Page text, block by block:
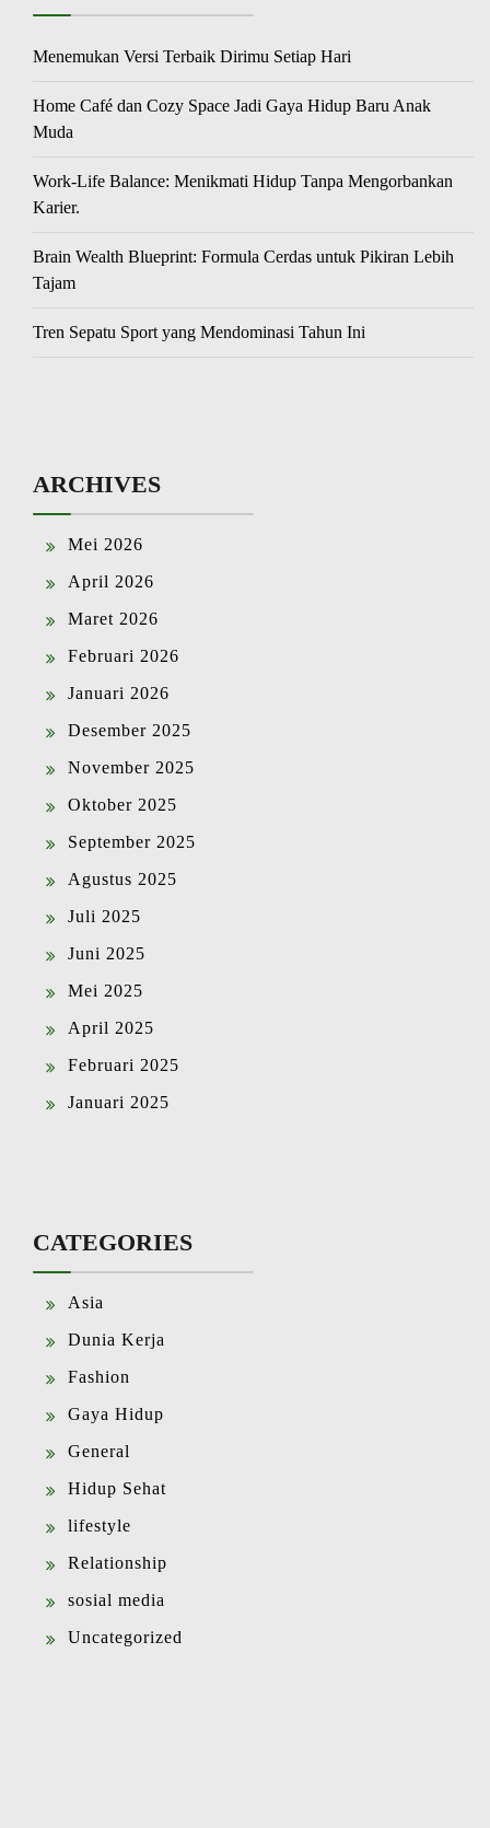
Menemukan Versi Terbaik Dirimu Setiap Hari
Home Café dan Cozy Space Jadi Gaya Hidup Baru Anak
Muda
Work-Life Balance: Menikmati Hidup Tanpa Mengorbankan
Karier.
Brain Wealth Blueprint: Formula Cerdas untuk Pikiran Lebih
Tajam
Tren Sepatu Sport yang Mendominasi Tahun Ini
ARCHIVES
Mei 2026
April 2026
Maret 2026
Februari 2026
Januari 2026
Desember 2025
November 2025
Oktober 2025
September 2025
Agustus 2025
Juli 2025
Juni 2025
Mei 2025
April 2025
Februari 2025
Januari 2025
CATEGORIES
Asia
Dunia Kerja
Fashion
Gaya Hidup
General
Hidup Sehat
lifestyle
Relationship
sosial media
Uncategorized